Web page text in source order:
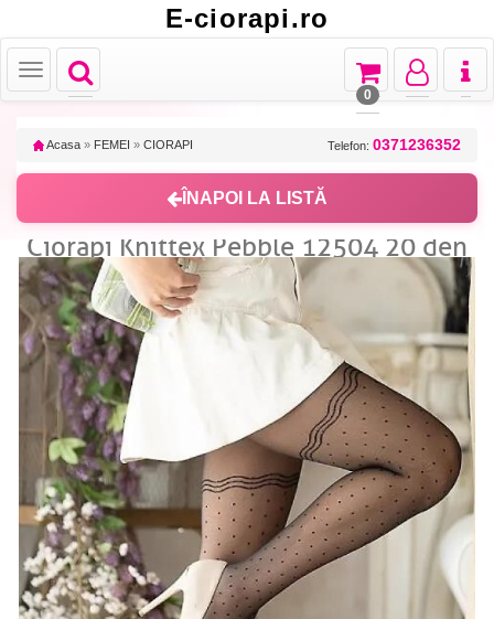
E-ciorapi.ro
Toggle
navigation
Toggle
Toggle
navigation
Toggle
navigation
Toggle
navigation
0
Acasa » FEMEI » CIORAPI Telefon: 0371236352
ÎNAPOI LA LISTĂ
Ciorapi Knittex Pebble 12504 20 den